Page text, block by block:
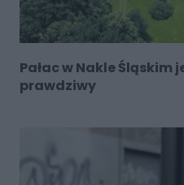
Pałac w Nakle Śląskim
prawdziwy